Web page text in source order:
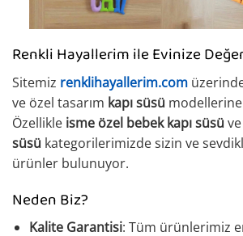
Renkli Hayallerim ile Evinize
Sitemiz renklihayallerim.com
ve özel tasarım kapı süsü
Özellikle isme özel bebek kapı süsü ve
süsü kategorilerimizde sizin ve
ürünler bulunuyor.
Neden Biz?
Kalite Garantisi: Tüm ürünlerimiz